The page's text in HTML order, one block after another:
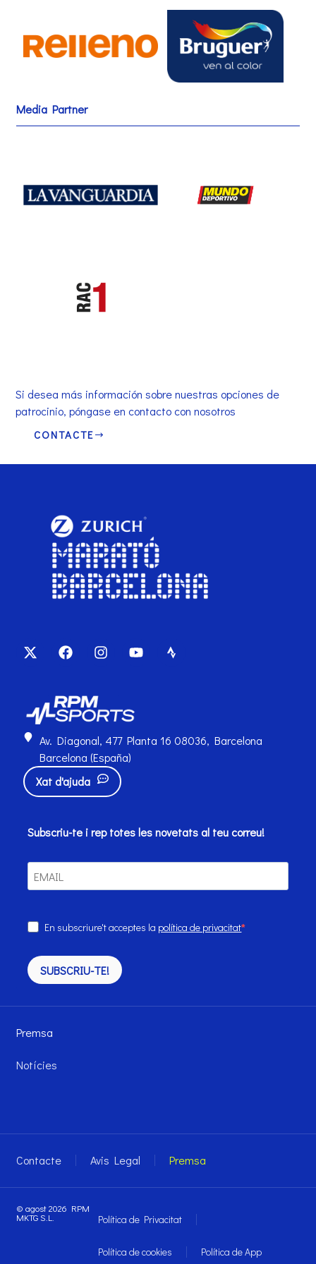
Media Partner
Si desea más información sobre nuestras opciones de
patrocinio, póngase en contacto con nosotros
CONTACTE
Subscriu-te i rep totes les novetats al teu correu!
En subscriure't acceptes la política de privacitat
SUBSCRIU-TE!
Av. Diagonal, 477 Planta 16 08036, Barcelona
Barcelona (España)
Xat d'ajuda
Premsa
Notícies
Contacte Avis Legal Premsa
© agost 2026 RPM
MKTG S.L. Política de Privacitat
Política de cookies Política de App